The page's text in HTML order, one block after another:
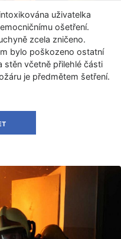
uživatelka
ošetření.
zcela zničeno.
bylo poškozeno ostatní
stěn včetně přilehlé části
je předmětem šetření.